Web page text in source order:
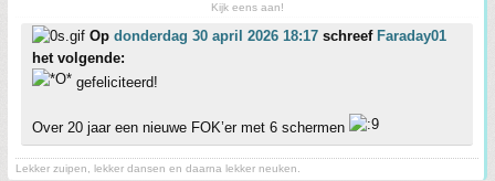
Kijk eens aan!
Op donderdag 30 april 2026 18:17 schreef Faraday01
het volgende:
gefeliciteerd!
Over 20 jaar een nieuwe FOK’er met 6 schermen
Lekker zuipen, lekker dansen en daarna lekker neuken.